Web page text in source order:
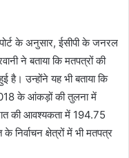
के अनुसार, ईसीपी के जनरल
ने बताया कि मतपत्रों की
उन्होंने यह भी बताया कि
के आंकड़ों की तुलना में
की आवश्यकता में 194.75
निर्वाचन क्षेत्रों में भी मतपत्र